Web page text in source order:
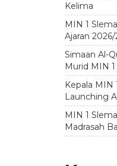
Kelima
MIN 1
Ajaran
Simaan Al-
Murid MIN
Kepala MIN
Launching
MIN 1
Madrasah